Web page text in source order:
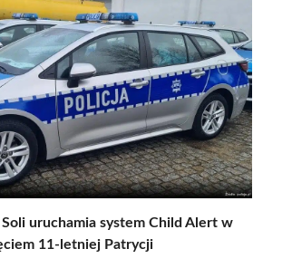
uruchamia system Child Alert w
11-letniej Patrycji